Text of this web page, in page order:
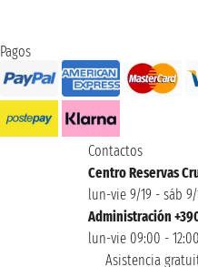
Pagos
Contactos
Centro Reservas
lun-vie 9/19 - sáb 9/
Administración
lun-vie 09:00 -
Asistencia